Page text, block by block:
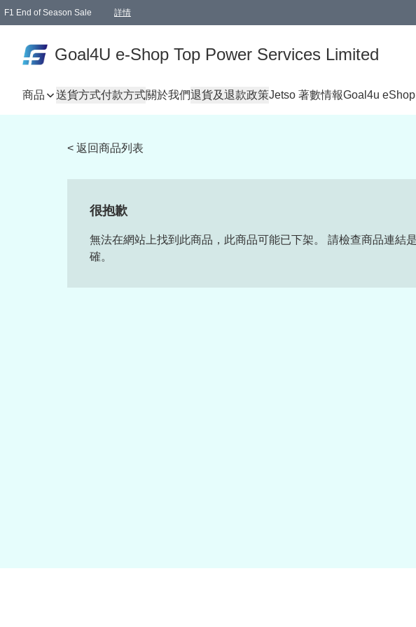
F1 End of Season Sale 詳情
Goal4U e-Shop Top Power Services Limited
商品 送貨方式付款方式關於我們退貨及退款政策Jetso 著數情報Goal4u
< 返回商品列表
很抱歉
無法在網站上找到此商品，此商品可能已下架。 請檢查商品連結
確。